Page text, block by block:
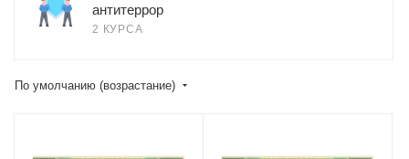
антитеррор
2 КУРСА
По умолчанию (возрастание)